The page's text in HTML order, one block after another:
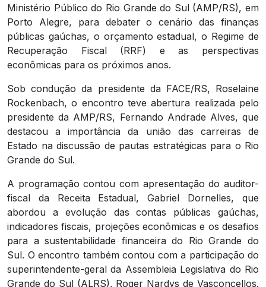
Ministério Público do Rio Grande do Sul (AMP/RS), em
Porto Alegre, para debater o cenário das finanças
públicas gaúchas, o orçamento estadual, o Regime de
Recuperação Fiscal (RRF) e as perspectivas
econômicas para os próximos anos.
Sob condução da presidente da FACE/RS, Roselaine
Rockenbach, o encontro teve abertura realizada pelo
presidente da AMP/RS, Fernando Andrade Alves, que
destacou a importância da união das carreiras de
Estado na discussão de pautas estratégicas para o Rio
Grande do Sul.
A programação contou com apresentação do auditor-
fiscal da Receita Estadual, Gabriel Dornelles, que
abordou a evolução das contas públicas gaúchas,
indicadores fiscais, projeções econômicas e os desafios
para a sustentabilidade financeira do Rio Grande do
Sul. O encontro também contou com a participação do
superintendente-geral da Assembleia Legislativa do Rio
Grande do Sul (ALRS), Roger Nardys de Vasconcellos.